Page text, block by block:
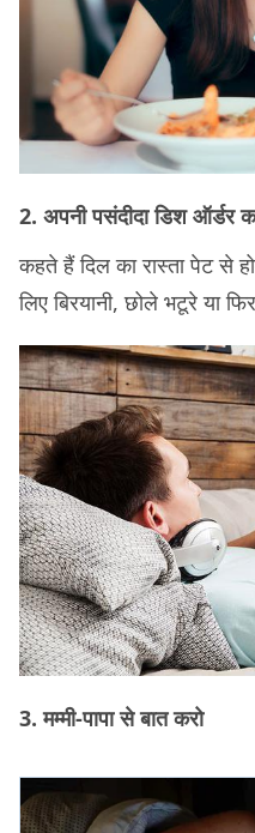
2. अपनी पसंदीदा डिश ऑर्डर
कहते हैं दिल का रास्ता पेट से
लिए बिरयानी, छोले भटूरे या
3. मम्मी-पापा से बात करो